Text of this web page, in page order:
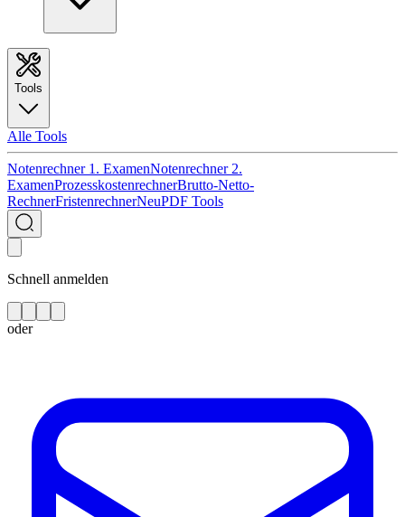
Tools
Alle Tools
Notenrechner 1. ExamenNotenrechner 2.
ExamenProzesskostenrechnerBrutto-Netto-
RechnerFristenrechnerNeuPDF Tools
Schnell anmelden
oder